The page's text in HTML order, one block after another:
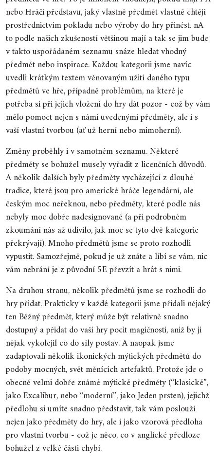
nebo Hráči představu, jaký vlastně předmět vlastně chtějí
prostřednictvím pokladu nebo výroby do hry přinést. nA
to podle našich zkušeností většinou mají a tak se jim bude
v takto uspořádaném seznamu snáze hledat vhodný
předmět nebo inspirace. Každou kategorii jsme navíc
uvedli krátkým textem věnovaným užití daného typu
předmětů ve hře, případně problémům, na které je
potřeba si při jejich vložení do hry dát pozor - což by vám
mělo pomoct nejen s námi uvedenými předměty, ale i s
vaší vlastní tvorbou (ať už herní nebo mimoherní).
Změny proběhly i v samotném seznamu. Některé
předměty se bohužel musely vyřadit z licenčních důvodů.
A několik dalších byly předměty vycházející z dlouhé
tradice, které jsou pro americké hráče legendární, ale
českým moc neřeknou, nebo předměty, které podle nás
nebyly moc dobře nadesignované (a při podrobném
zkoumání nás až udivilo, jak moc se tyto dvě kategorie
překrývají). Mnoho předmětů jsme se proto rozhodli
vypustit. Samozřejmě, pokud je už znáte a líbí se vám, nic
vám nebrání je z původní 5E převzít a hrát s nimi.
Na druhou stranu, několik předmětů jsme se rozhodli do
hry přidat. Prakticky v každé kategorii jsme přidali nějaký
ten Běžný předmět, který může být relativně snadno
dostupný a přidat do vaší hry pocit magičnosti, aniž by ji
nějak vykolejil co do síly postav. A naopak jsme
zadaptovali několik ikonických mýtických předmětů do
podoby mocných, svět měnících artefaktů. Protože jde o
obecně velmi dobře známé mýtické předměty (“klasické”,
jako Excalibur, nebo “moderní”, jako Jeden prsten), jejichž
předlohu si umíte snadno představit, tak vám poslouží
nejen jako předměty do hry, ale i jako vzorová předloha
pro vlastní tvorbu - což je něco, co v anglické předloze
bohužel z velké části chybí.